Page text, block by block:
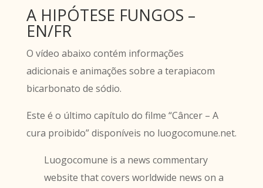
A HIPÓTESE FUNGOS –
EN/FR
O vídeo abaixo contém informações
adicionais e animações sobre a terapiacom
bicarbonato de sódio.
Este é o último capítulo do filme “Câncer – A
cura proibido” disponíveis no luogocomune.net.
Luogocomune is a news commentary
website that covers worldwide news on a